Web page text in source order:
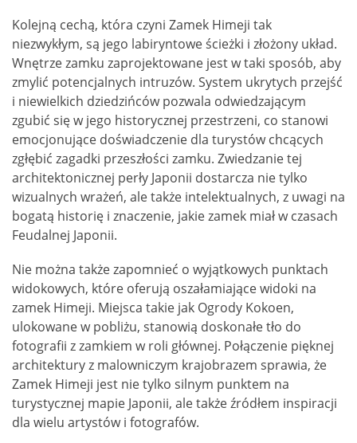
Kolejną cechą, która czyni Zamek Himeji tak
niezwykłym, są jego labiryntowe ścieżki i złożony układ.
Wnętrze zamku zaprojektowane jest w taki sposób, aby
zmylić potencjalnych intruzów. System ukrytych przejść
i niewielkich dziedzińców pozwala odwiedzającym
zgubić się w jego historycznej przestrzeni, co stanowi
emocjonujące doświadczenie dla turystów chcących
zgłębić zagadki przeszłości zamku. Zwiedzanie tej
architektonicznej perły Japonii dostarcza nie tylko
wizualnych wrażeń, ale także intelektualnych, z uwagi na
bogatą historię i znaczenie, jakie zamek miał w czasach
Feudalnej Japonii.
Nie można także zapomnieć o wyjątkowych punktach
widokowych, które oferują oszałamiające widoki na
zamek Himeji. Miejsca takie jak Ogrody Kokoen,
ulokowane w pobliżu, stanowią doskonałe tło do
fotografii z zamkiem w roli głównej. Połączenie pięknej
architektury z malowniczym krajobrazem sprawia, że
Zamek Himeji jest nie tylko silnym punktem na
turystycznej mapie Japonii, ale także źródłem inspiracji
dla wielu artystów i fotografów.